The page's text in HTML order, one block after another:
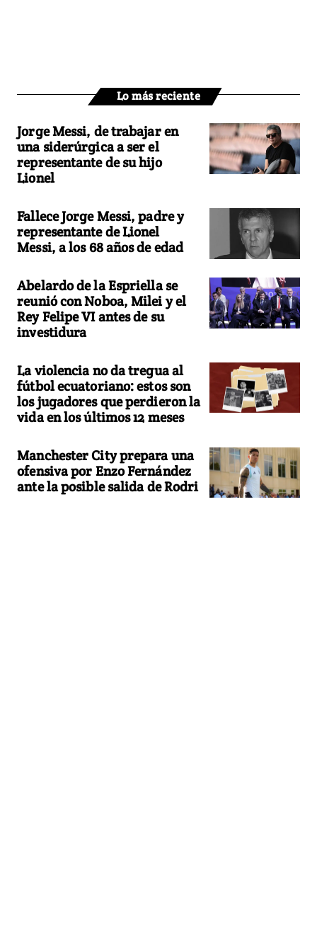
Lo más reciente
Jorge Messi, de trabajar en
una siderúrgica a ser el
representante de su hijo
Lionel
Fallece Jorge Messi, padre y
representante de Lionel
Messi, a los 68 años de edad
Abelardo de la Espriella se
reunió con Noboa, Milei y el
Rey Felipe VI antes de su
investidura
La violencia no da tregua al
fútbol ecuatoriano: estos son
los jugadores que perdieron la
vida en los últimos 12 meses
Manchester City prepara una
ofensiva por Enzo Fernández
ante la posible salida de Rodri